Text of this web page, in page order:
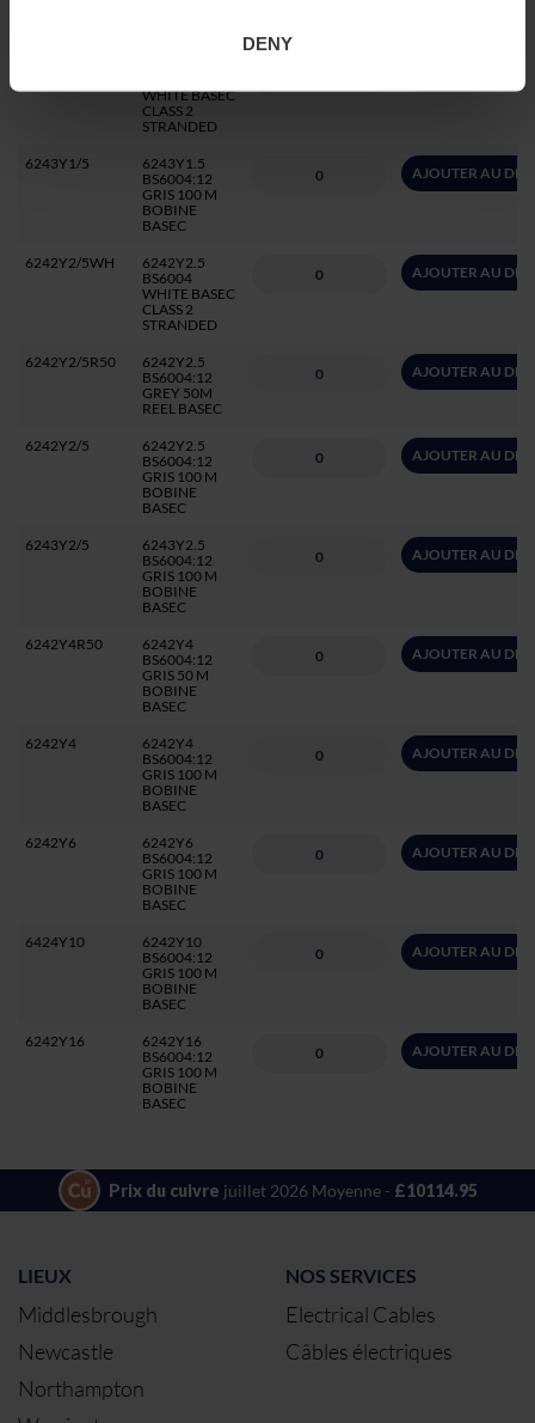
DENY
WHITE BASEC
CLASS 2
STRANDED
6243Y1/5
6243Y1.5
BS6004:12
GRIS 100 M
BOBINE
BASEC
AJOUTER AU
6242Y2/5WH
6242Y2.5
BS6004
WHITE BASEC
CLASS 2
STRANDED
AJOUTER AU
6242Y2/5R50
6242Y2.5
BS6004:12
GREY 50M
REEL BASEC
AJOUTER AU
6242Y2/5
6242Y2.5
BS6004:12
GRIS 100 M
BOBINE
BASEC
AJOUTER AU
6243Y2/5
6243Y2.5
BS6004:12
GRIS 100 M
BOBINE
BASEC
AJOUTER AU
6242Y4R50
6242Y4
BS6004:12
GRIS 50 M
BOBINE
BASEC
AJOUTER AU
6242Y4
6242Y4
BS6004:12
GRIS 100 M
BOBINE
BASEC
AJOUTER AU
6242Y6
6242Y6
BS6004:12
GRIS 100 M
BOBINE
BASEC
AJOUTER AU
6424Y10
6242Y10
BS6004:12
GRIS 100 M
BOBINE
BASEC
AJOUTER AU
6242Y16
6242Y16
BS6004:12
GRIS 100 M
BOBINE
BASEC
AJOUTER AU
Prix du cuivre juillet 2026 Moyenne - £10114.95
LIEUX
Middlesbrough
Newcastle
Northampton
NOS SERVICES
Electrical Cables
Câbles électriques